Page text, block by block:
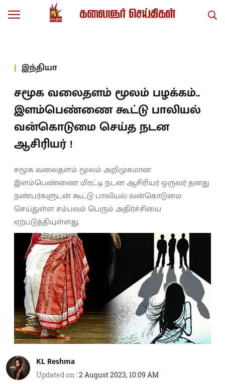
இந்தியா
சமூக வலைதளம் மூலம் பழக்கம்..
இளம்பெண்ணை கூட்டு பாலியல்
வன்கொடுமை செய்த நடன
ஆசிரியர் !
சமூக வலைதளம் மூலம் அறிமுகமான
இளம்பெண்ணை மிரட்டி நடன ஆசிரியர் ஒருவர் தனது
நண்பர்களுடன் கூட்டு பாலியல் வன்கொடுமை
செய்துள்ள சம்பவம் பெரும் அதிர்ச்சியை
ஏற்படுத்தியுள்ளது.
KL Reshma
Updated on :2 August 2023, 10:09 AM